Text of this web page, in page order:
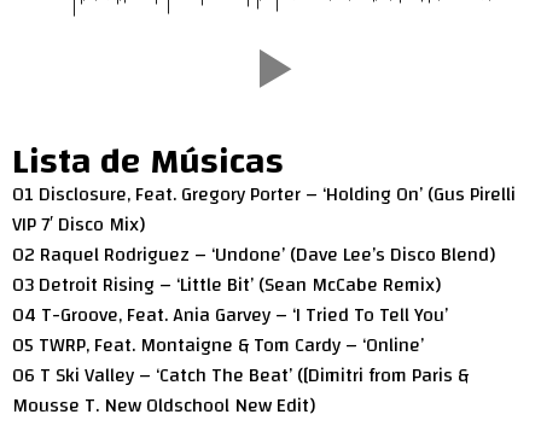
Lista de Músicas
01 Disclosure, Feat. Gregory Porter – ‘Holding On’ (Gus Pirelli
VIP 7′ Disco Mix)
02 Raquel Rodriguez – ‘Undone’ (Dave Lee’s Disco Blend)
03 Detroit Rising – ‘Little Bit’ (Sean McCabe Remix)
04 T-Groove, Feat. Ania Garvey – ‘I Tried To Tell You’
05 TWRP, Feat. Montaigne & Tom Cardy – ‘Online’
06 T Ski Valley – ‘Catch The Beat’ ([Dimitri from Paris &
Mousse T. New Oldschool New Edit)